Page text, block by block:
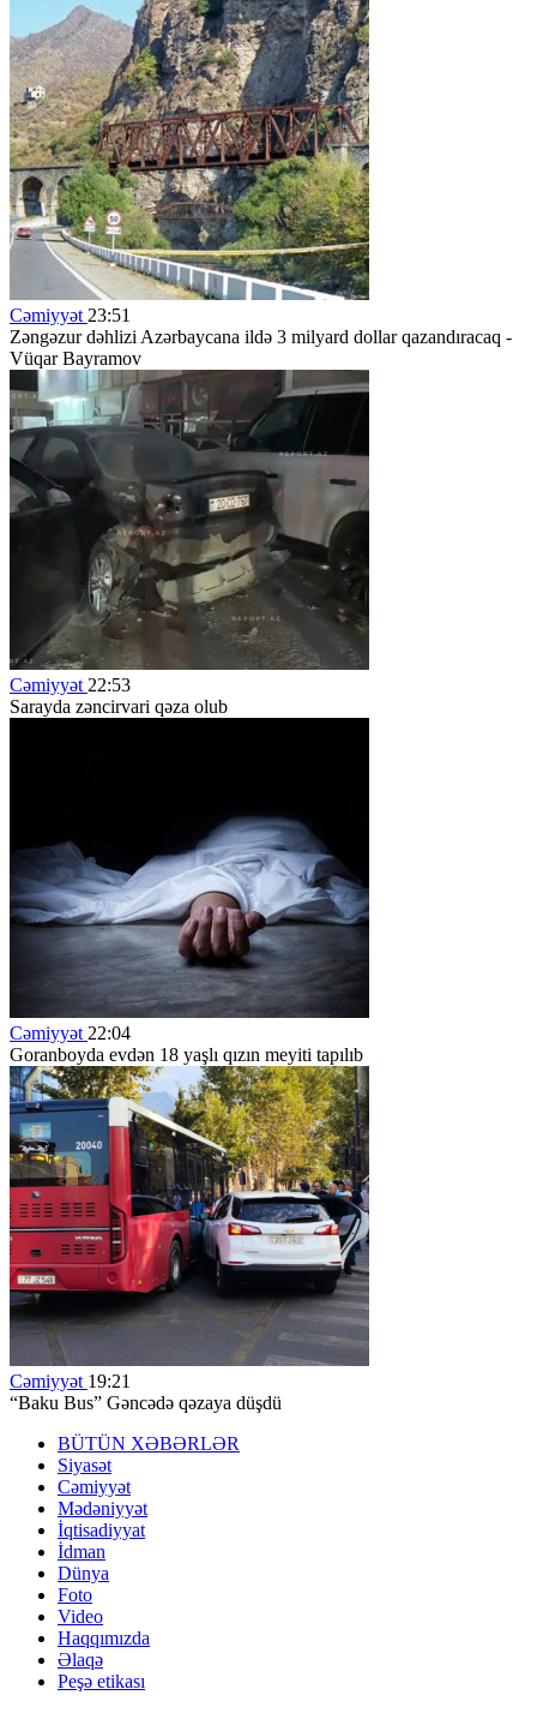
Cəmiyyət 23:51
Zəngəzur dəhlizi Azərbaycana ildə 3 milyard dollar qazandıracaq -
Vüqar Bayramov
Cəmiyyət 22:53
Sarayda zəncirvari qəza olub
Cəmiyyət 22:04
Goranboyda evdən 18 yaşlı qızın meyiti tapılıb
Cəmiyyət 19:21
“Baku Bus” Gəncədə qəzaya düşdü
BÜTÜN XƏBƏRLƏR
Siyasət
Cəmiyyət
Mədəniyyət
İqtisadiyyat
İdman
Dünya
Foto
Video
Haqqımızda
Əlaqə
Peşə etikası